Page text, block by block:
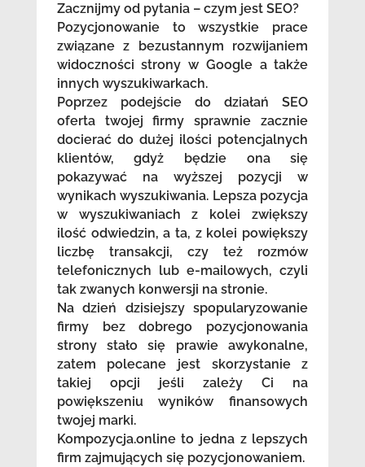
Zacznijmy od pytania – czym jest SEO?
Pozycjonowanie to wszystkie prace
związane z bezustannym rozwijaniem
widoczności strony w Google a także
innych wyszukiwarkach.
Poprzez podejście do działań SEO
oferta twojej firmy sprawnie zacznie
docierać do dużej ilości potencjalnych
klientów, gdyż będzie ona się
pokazywać na wyższej pozycji w
wynikach wyszukiwania. Lepsza pozycja
w wyszukiwaniach z kolei zwiększy
ilość odwiedzin, a ta, z kolei powiększy
liczbę transakcji, czy też rozmów
telefonicznych lub e-mailowych, czyli
tak zwanych konwersji na stronie.
Na dzień dzisiejszy spopularyzowanie
firmy bez dobrego pozycjonowania
strony stało się prawie awykonalne,
zatem polecane jest skorzystanie z
takiej opcji jeśli zależy Ci na
powiększeniu wyników finansowych
twojej marki.
Kompozycja.online to jedna z lepszych
firm zajmujących się pozycjonowaniem.